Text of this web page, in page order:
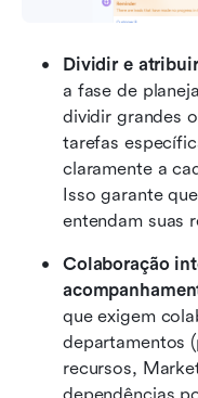
Dividir e
a fase de
dividir grandes
tarefas
claramente a
Isso garante
entendam suas
Colaboração
que exigem
departamentos
recursos,
dependências